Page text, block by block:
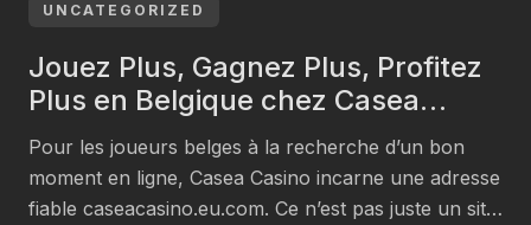
something captivating for a mixed crowd that fits the
UNCATEGORIZED
Jouez Plus, Gagnez Plus, Profitez
Plus en Belgique chez Casea
Casino
Pour les joueurs belges à la recherche d’un bon
moment en ligne, Casea Casino incarne une adresse
fiable caseacasino.eu.com. Ce n’est pas juste un site